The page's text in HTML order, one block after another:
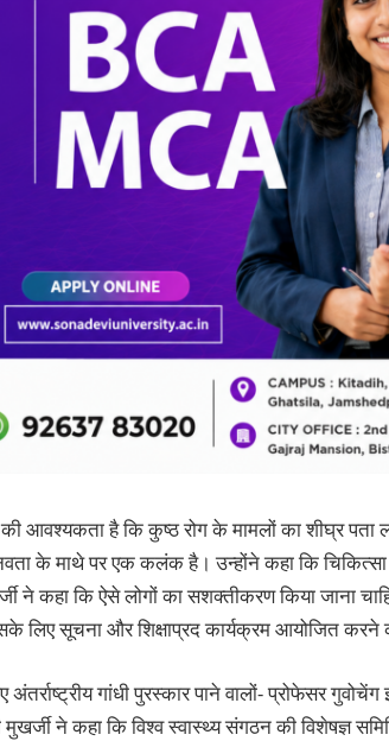
आवश्‍यकता है कि कुष्‍ठ रोग के मामलों का शीघ्र पता
के माथे पर एक कलंक है। उन्‍होंने कहा कि
ने कहा कि ऐसे लोगों का सशक्‍तीकरण किया जाना
लिए सूचना और शिक्षाप्रद कार्यक्रम आयोजित
गांधी पुरस्‍कार पाने वालों- प्रोफेसर
मुखर्जी ने कहा कि विश्‍व स्‍वास्‍थ्‍य संगठन की विशेषज्ञ